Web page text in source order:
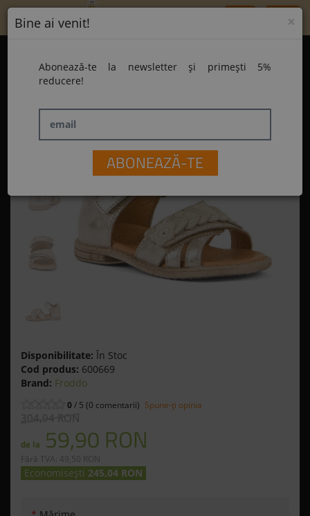
Home Sandale Froddo G2150161-1 Gold
Sandale Froddo G2150161-1 Gold
Disponibilitate: În Stoc
Cod produs: 600669
Brand: Froddo
0/ 5 (0 comentarii) Spune-ţi opinia
304,94 RON
de la 59,90 RON
Fără TVA: 49,50 RON
Economisești 245,04 RON
×
Bine ai venit!
Abonează-te la newsletter și primești 5%
reducere!
email
ABONEAZĂ-TE